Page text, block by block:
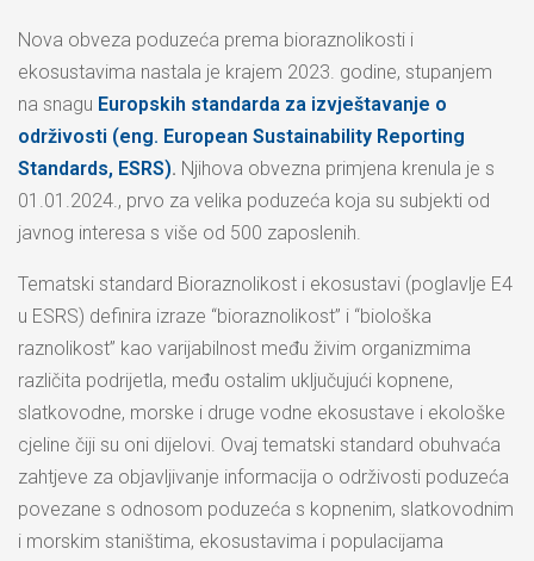
Nova obveza poduzeća prema bioraznolikosti i
ekosustavima nastala je krajem 2023. godine, stupanjem
na snagu Europskih standarda za izvještavanje o
održivosti (eng. European Sustainability Reporting
Standards, ESRS). Njihova obvezna primjena krenula je s
01.01.2024., prvo za velika poduzeća koja su subjekti od
javnog interesa s više od 500 zaposlenih.
Tematski standard Bioraznolikost i ekosustavi (poglavlje E4
u ESRS) definira izraze “bioraznolikost” i “biološka
raznolikost” kao varijabilnost među živim organizmima
različita podrijetla, među ostalim uključujući kopnene,
slatkovodne, morske i druge vodne ekosustave i ekološke
cjeline čiji su oni dijelovi. Ovaj tematski standard obuhvaća
zahtjeve za objavljivanje informacija o održivosti poduzeća
povezane s odnosom poduzeća s kopnenim, slatkovodnim
i morskim staništima, ekosustavima i populacijama